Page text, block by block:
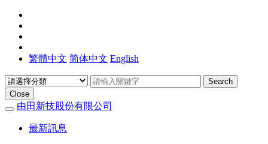
繁體中文 简体中文 English
Search
Close
由田新技股份有限公司
最新訊息